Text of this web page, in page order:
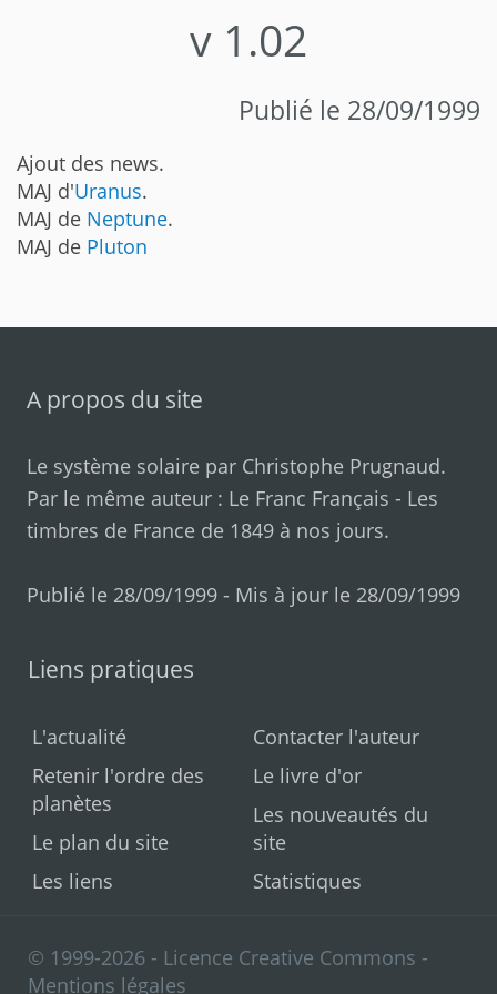
v 1.02
Publié le 28/09/1999
Ajout des news.
MAJ d'Uranus.
MAJ de Neptune.
MAJ de Pluton
A propos du site
Le système solaire par Christophe Prugnaud.
Par le même auteur : Le Franc Français - Les
timbres de France de 1849 à nos jours.
Publié le 28/09/1999 - Mis à jour le 28/09/1999
Liens pratiques
L'actualité
Retenir l'ordre des
planètes
Le plan du site
Les liens
Contacter l'auteur
Le livre d'or
Les nouveautés du
site
Statistiques
© 1999-2026 - Licence Creative Commons -
Mentions légales